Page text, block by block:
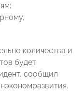
количества и
будет
сообщил